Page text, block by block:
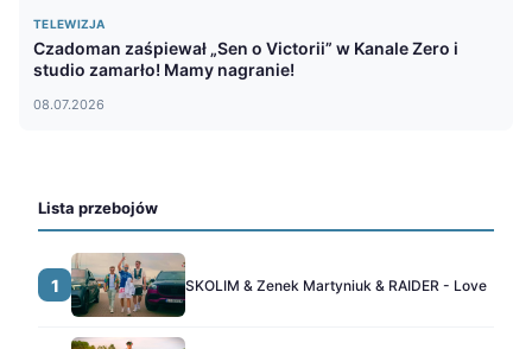
TELEWIZJA
Czadoman zaśpiewał „Sen o Victorii” w Kanale Zero i
studio zamarło! Mamy nagranie!
08.07.2026
Lista przebojów
1 SKOLIM & Zenek Martyniuk & RAIDER - Love